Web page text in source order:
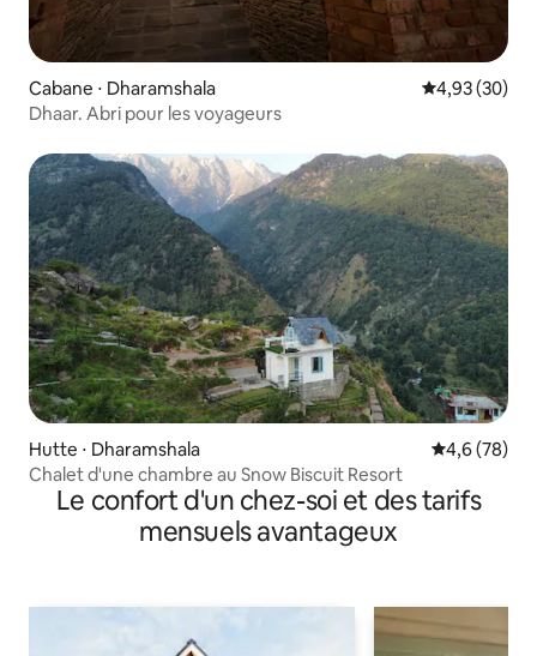
Cabane ⋅ Dharamshala Évaluation
4,93 (30)
Dhaar. Abri pour les voyageurs
Hutte ⋅ Dharamshala Évaluation
4,6 (78)
Chalet d'une chambre au Snow Biscuit Resort
Le confort d'un chez-soi et des tarifs
mensuels avantageux